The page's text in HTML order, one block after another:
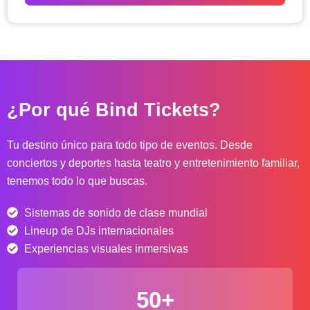
d
p
c
i
s
:
d
d
$
¿Por qué Bind Tickets?
Tu destino único para todo tipo de eventos. Desde
conciertos y deportes hasta teatro y entretenimiento familiar,
tenemos todo lo que buscas.
Sistemas de sonido de clase mundial
Lineup de DJs internacionales
Experiencias visuales inmersivas
50+